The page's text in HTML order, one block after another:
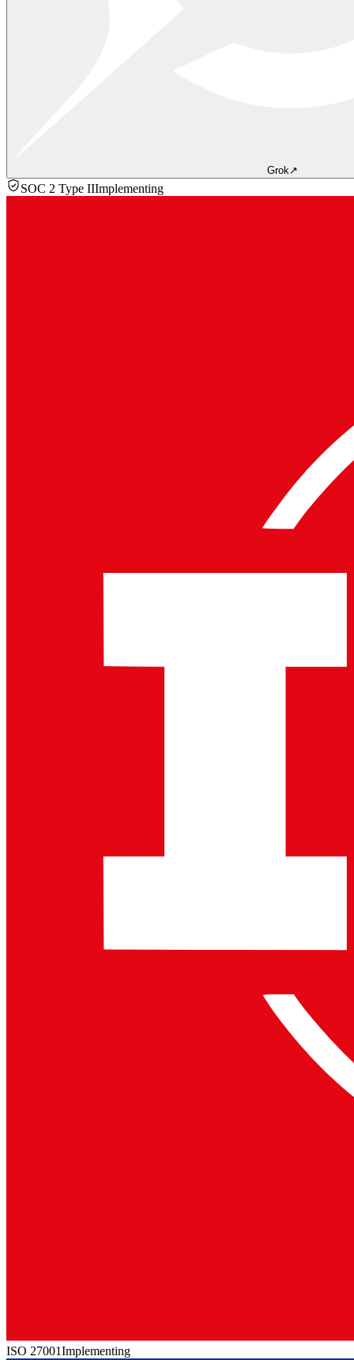
Grok ↗
SOC 2 Type IIImplementing
ISO 27001Implementing